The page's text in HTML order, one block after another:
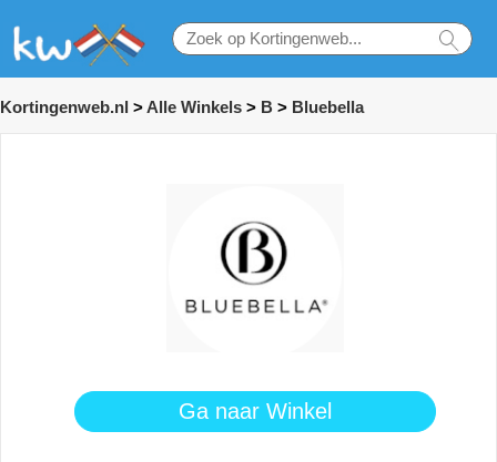
Kortingenweb.nl > Alle Winkels > B > Bluebella
Ga naar Winkel